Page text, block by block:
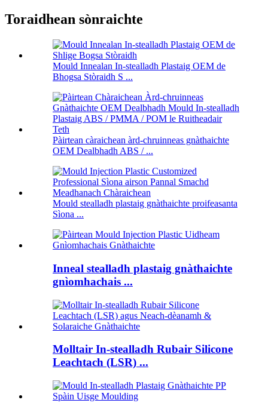
Toraidhean sònraichte
Mould Innealan In-stealladh Plastaig OEM de
Bhogsa Stòraidh S ...
Pàirtean càraichean àrd-chruinneas gnàthaichte
OEM Dealbhadh ABS / ...
Mould stealladh plastaig gnàthaichte proifeasanta
Sìona ...
Inneal stealladh plastaig gnàthaichte
gnìomhachais ...
Molltair In-stealladh Rubair Silicone
Leachtach (LSR) ...